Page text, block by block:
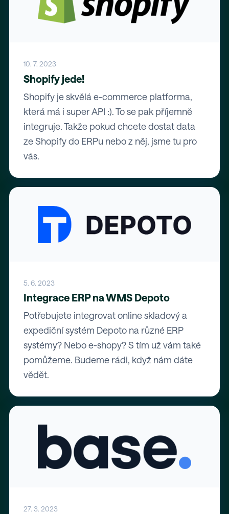
10. 7. 2023
Shopify jede!
Shopify je skvělá e-commerce platforma,
která má i super API :). To se pak příjemně
integruje. Takže pokud chcete dostat data
ze Shopify do ERPu nebo z něj, jsme tu pro
vás.
5. 6. 2023
Integrace ERP na WMS Depoto
Potřebujete integrovat online skladový a
expediční systém Depoto na různé ERP
systémy? Nebo e-shopy? S tím už vám také
pomůžeme. Budeme rádi, když nám dáte
vědět.
27. 3. 2023